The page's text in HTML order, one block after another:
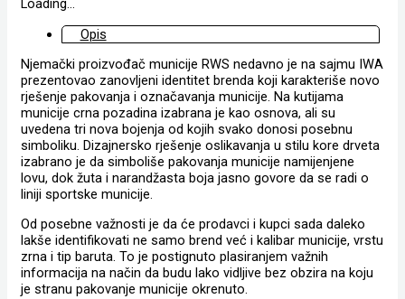
Loading...
Opis
Njemački proizvođač municije RWS nedavno je na sajmu IWA
prezentovao zanovljeni identitet brenda koji karakteriše novo
rješenje pakovanja i označavanja municije. Na kutijama
municije crna pozadina izabrana je kao osnova, ali su
uvedena tri nova bojenja od kojih svako donosi posebnu
simboliku. Dizajnersko rješenje oslikavanja u stilu kore drveta
izabrano je da simboliše pakovanja municije namijenjene
lovu, dok žuta i narandžasta boja jasno govore da se radi o
liniji sportske municije.
Od posebne važnosti je da će prodavci i kupci sada daleko
lakše identifikovati ne samo brend već i kalibar municije, vrstu
zrna i tip baruta. To je postignuto plasiranjem važnih
informacija na način da budu lako vidljive bez obzira na koju
je stranu pakovanje municije okrenuto.